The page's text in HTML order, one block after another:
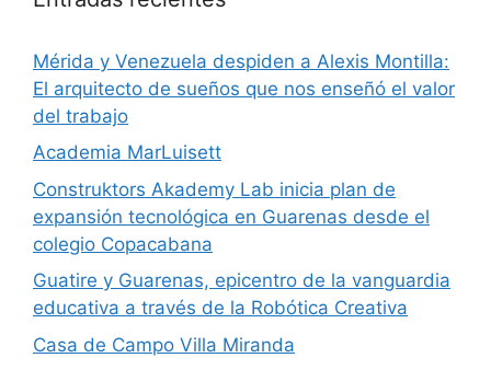
​Mérida y Venezuela despiden a Alexis Montilla:
El arquitecto de sueños que nos enseñó el valor
del trabajo
Academia MarLuisett
Construktors Akademy Lab inicia plan de
expansión tecnológica en Guarenas desde el
colegio Copacabana
Guatire y Guarenas, epicentro de la vanguardia
educativa a través de la Robótica Creativa
Casa de Campo Villa Miranda